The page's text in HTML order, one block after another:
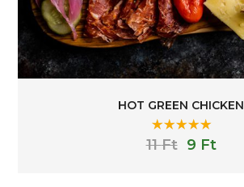
HOT GREEN CHICKEN
Rated 5.00
11Ft 9 Ft